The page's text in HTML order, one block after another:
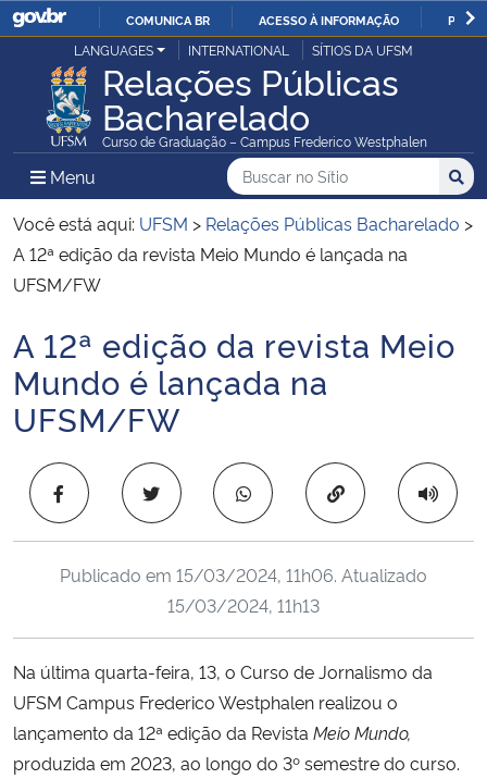
IR
PARA
O
CONTEÚDO
COMUNICA BR ACESSO À INFORMAÇÃO
Ministério da Justiça e Segurança Pública
Ministério da Defesa
Ministério das Relações Exteriores
Ministério da Economia
Ministério da Infraestrutura
Ministério da Agricultura, Pecuária e Abastecimento
Ministério da Cidadania
Ministério da Ciência, Tecnologia, Inovações e Comunicações
Ministério do Meio Ambiente
LANGUAGES INTERNATIONAL SÍTIOS DA UFSM
Relações Públicas
Bacharelado
Curso de Graduação – Campus Frederico Westphalen
Menu Menu Principal do Sítio
Busca
Buscar no no Sítio
Busca:
Você está aqui: UFSM > Relações Públicas Bacharelado >
A 12ª edição da revista Meio Mundo é lançada na
UFSM/FW
Início do conteúdo
A 12ª edição da revista Meio
Mundo é lançada na
UFSM/FW
Copiar para área
Publicado em 15/03/2024, 11h06. Atualizado
15/03/2024, 11h13
Na última quarta-feira, 13, o Curso de Jornalismo da
UFSM Campus Frederico Westphalen realizou o
lançamento da 12ª edição da Revista Meio Mundo,
produzida em 2023, ao longo do 3º semestre do curso.